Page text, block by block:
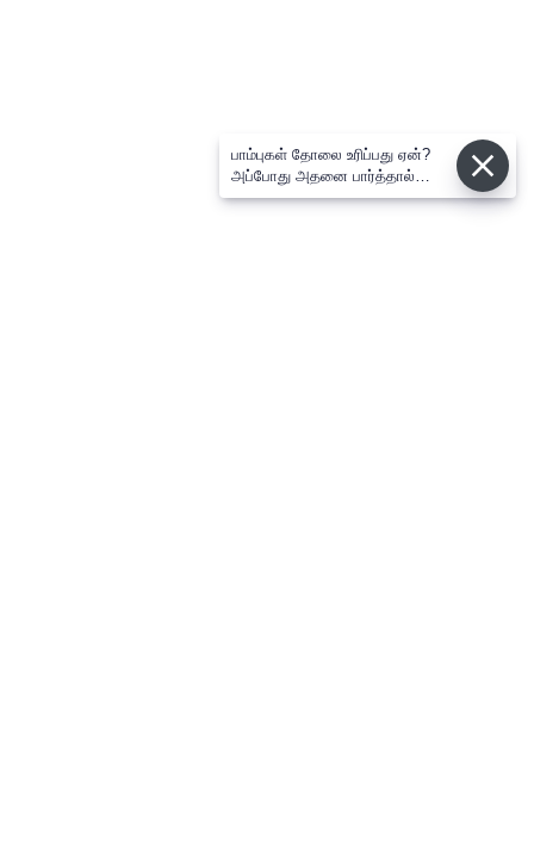
பாம்புகள் தோலை உரிப்பது ஏன்?
அப்போது அதனை பார்த்தால்
பழிவாங்குமா?